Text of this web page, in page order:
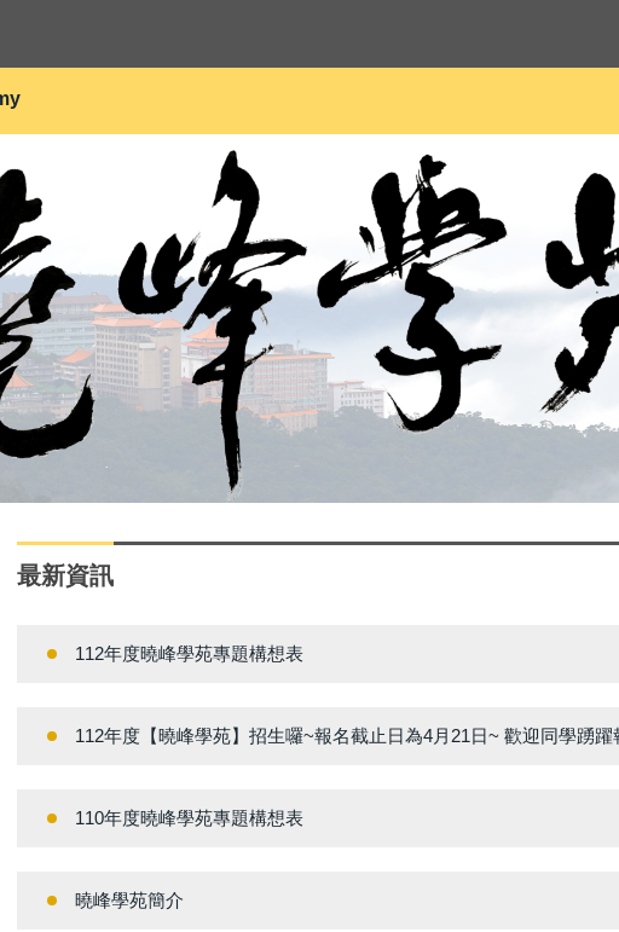
最新資訊
112年度曉峰學苑專題構想表
112年度【曉峰學苑】招生囉~報名截止日為4月21日~ 歡迎同學踴躍
110年度曉峰學苑專題構想表
曉峰學苑簡介